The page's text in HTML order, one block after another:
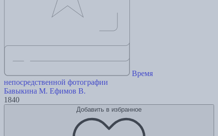
Время
непосредственной фотографии
Бавыкина М. Ефимов В.
1840
Добавить в избранное